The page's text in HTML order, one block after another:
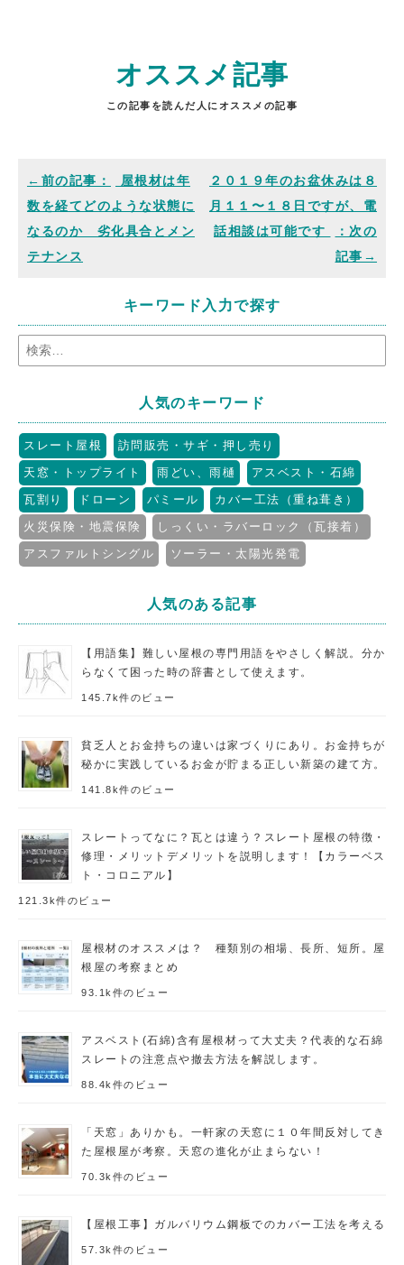
オススメ記事
この記事を読んだ人にオススメの記事
屋根材は年
数を経てどのような状態に
なるのか 劣化具合とメン
テナンス
２０１９年のお盆休みは８
月１１〜１８日ですが、電
話相談は可能です
キーワード入力で探す
人気のキーワード
スレート屋根
訪問販売・サギ・押し売り
天窓・トップライト
雨どい、雨樋
アスベスト・石綿
瓦割り
ドローン パミール
カバー工法（重ね葺き）
火災保険・地震保険
しっくい・ラバーロック（瓦接着）
アスファルトシングル
ソーラー・太陽光発電
人気のある記事
【用語集】難しい屋根の専門用語をやさしく解説。分か
らなくて困った時の辞書として使えます。
145.7k件のビュー
貧乏人とお金持ちの違いは家づくりにあり。お金持ちが
秘かに実践しているお金が貯まる正しい新築の建て方。
141.8k件のビュー
スレートってなに？瓦とは違う？スレート屋根の特徴・
修理・メリットデメリットを説明します！【カラーベス
ト・コロニアル】
121.3k件のビュー
屋根材のオススメは？ 種類別の相場、長所、短所。屋
根屋の考察まとめ
93.1k件のビュー
アスベスト(石綿)含有屋根材って大丈夫？代表的な石綿
スレートの注意点や撤去方法を解説します。
88.4k件のビュー
「天窓」ありかも。一軒家の天窓に１０年間反対してき
た屋根屋が考察。天窓の進化が止まらない！
70.3k件のビュー
【屋根工事】ガルバリウム鋼板でのカバー工法を考える
57.3k件のビュー